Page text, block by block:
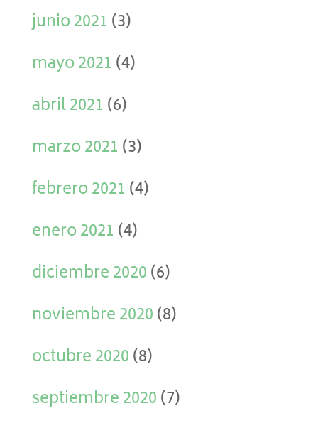
junio 2021 (3)
mayo 2021 (4)
abril 2021 (6)
marzo 2021 (3)
febrero 2021 (4)
enero 2021 (4)
diciembre 2020(6)
noviembre 2020(8)
octubre 2020(8)
septiembre 2020(7)